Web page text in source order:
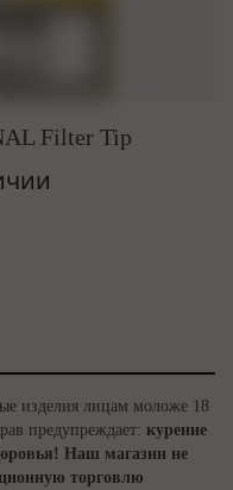
Filter Tip
изделия лицам моложе 18
предупреждает: курение
Наш магазин не
торговлю